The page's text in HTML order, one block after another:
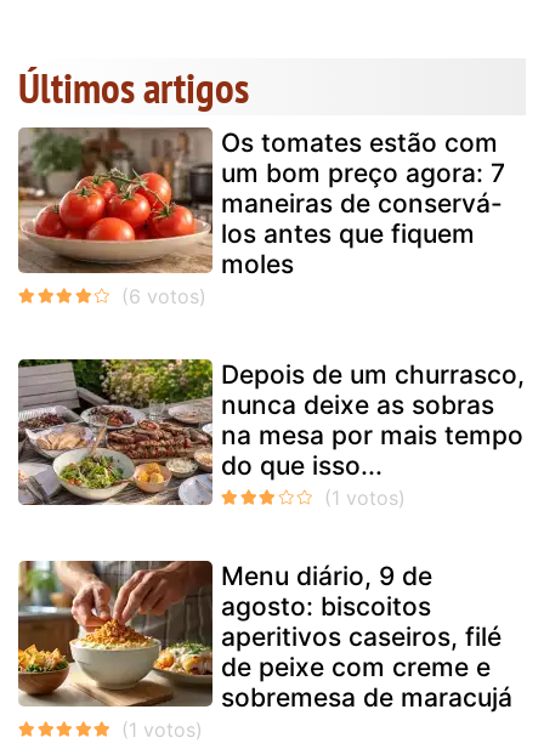
Últimos artigos
Os tomates estão com
um bom preço agora: 7
maneiras de conservá-
los antes que fiquem
moles
Depois de um churrasco,
nunca deixe as sobras
na mesa por mais tempo
do que isso...
Menu diário, 9 de
agosto: biscoitos
aperitivos caseiros, filé
de peixe com creme e
sobremesa de maracujá